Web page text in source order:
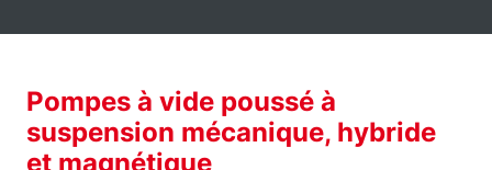
Pompes à vide poussé à
suspension mécanique, hybride
et magnétique